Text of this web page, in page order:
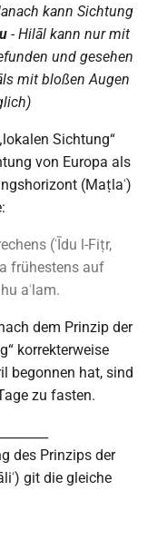
kann Sichtung
- Hilāl kann nur mit
und gesehen
mit bloßen Augen
Sichtung“
von Europa als
(Maṭlaʿ)
(ʿĪdu l-Fiṭr,
frühestens auf
aʿlam.
dem Prinzip der
korrekterweise
begonnen hat, sind
zu fasten.
des Prinzips der
git die gleiche